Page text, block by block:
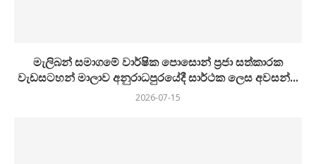
මැලිබන් සමාගමේ වාර්ෂික පොසොන් ප්‍රජා සත්කාරක
වැඩසටහන් මාලාව අනුරාධපුරයේදී සාර්ථක ලෙස අවසන්...
2026-07-15